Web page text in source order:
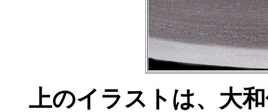
上のイラストは、大